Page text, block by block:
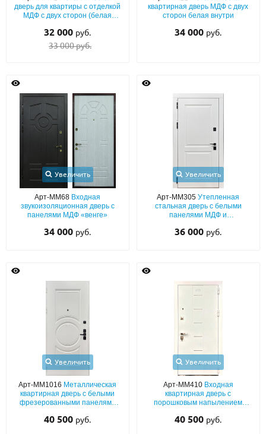
дверь для квартиры с отделкой
МДФ с двух сторон (белая
32 000 руб.
33 000 руб.
квартирная дверь МДФ с двух
сторон белая внутри
34 000 руб.
Увеличить
Арт-ММ68 Входная
звукоизоляционная дверь с
панелями МДФ «венге»
34 000 руб.
Увеличить
Арт-ММ305Утепленная
стальная дверь с белыми
панелями МДФ и
36 000 руб.
Увеличить
Арт-ММ1016 Металлическая
квартирная дверь с белыми
фрезерованными панелями
открыванием внутрь
40 500 руб.
Увеличить
Арт-ММ410 Входная
квартирная дверь с
порошковым напылением
декором
40 500 руб.